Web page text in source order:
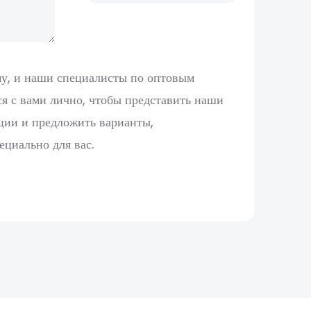
и наши специалисты по оптовым
с вами лично, чтобы представить наши
и предложить варианты,
для вас.